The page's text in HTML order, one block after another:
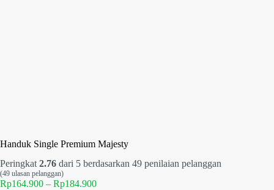
Handuk Single Premium Majesty
Peringkat 2.76 dari 5 berdasarkan 49 penilaian pelanggan
(49 ulasan pelanggan)
Rp164.900 – Rp184.900Rentang